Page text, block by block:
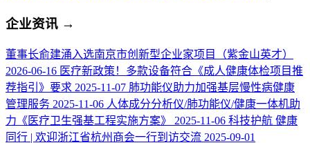
企业资讯 →
董事长俞建涌入选南京市创新型企业家项目（紫金山英才）
2026-06-16 医疗新政策！多款设备符合《成人健康体检项目推
荐指引》要求 2025-11-07 肺功能仪助力加强基层慢性病健康
管理服务 2025-11-06 人体成分分析仪/肺功能仪/健康一体机助
力《医疗卫生强基工程实施方案》
2025-11-06 科技护航 健康
同行 | 欢迎浙江省杭州商会一行到访交流 2025-09-01